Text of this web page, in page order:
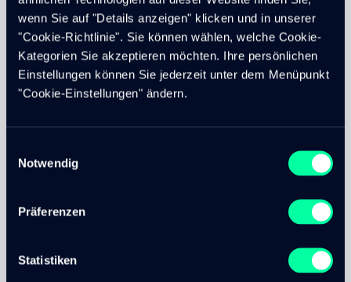
wenn Sie auf "Details anzeigen" klicken und in unserer
"Cookie-Richtlinie". Sie können wählen, welche Cookie-
Kategorien Sie akzeptieren möchten. Ihre persönlichen
Einstellungen können Sie jederzeit unter dem Menüpunkt
"Cookie-Einstellungen" ändern.
Notwendig
Präferenzen
Statistiken
Verteilen
Sie haben die Möglichkeit alle Produkte zu
verschiedenen Distributionskanälen zuzuweisen. Sei es
E-Commerce, Mobile Apps, Print oder Point of Sales
Sie können Datenkataloge zusammenstellen, die Sie
Akeneo übernimmt für Sie den Export von Datensätzen
effizient Printkataloge zu produzieren oder Datensätze
in einen Online Shop zu laden.
Case Study PIM